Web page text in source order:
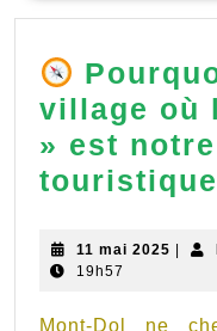
village où
» est
touristique
11 mai 2025 11
19h57
Mont-Dol ne